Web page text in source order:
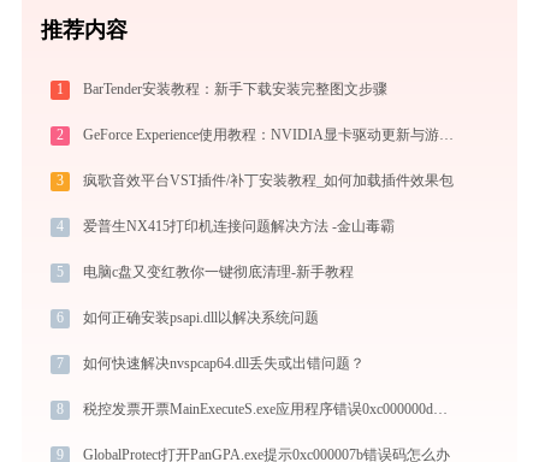
推荐内容
1 BarTender安装教程：新手下载安装完整图文步骤
2 GeForce Experience使用教程：NVIDIA显卡驱动更新与游戏优化录制完全指南
3 疯歌音效平台VST插件/补丁安装教程_如何加载插件效果包
4 爱普生NX415打印机连接问题解决方法 -金山毒霸
5 电脑c盘又变红教你一键彻底清理-新手教程
6 如何正确安装psapi.dll以解决系统问题
7 如何快速解决nvspcap64.dll丢失或出错问题？
8 税控发票开票MainExecuteS.exe应用程序错误0xc000000d解决方法
9 GlobalProtect打开PanGPA.exe提示0xc000007b错误码怎么办